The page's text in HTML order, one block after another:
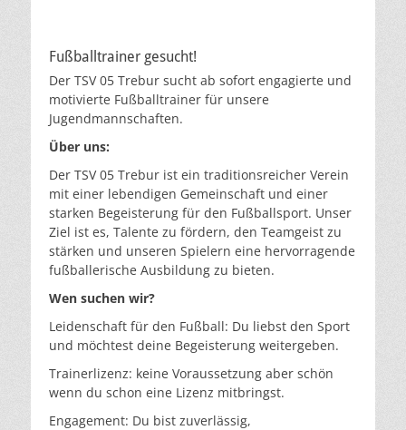
Fußballtrainer gesucht!
Der TSV 05 Trebur sucht ab sofort engagierte und
motivierte Fußballtrainer für unsere
Jugendmannschaften.
Über uns:
Der TSV 05 Trebur ist ein traditionsreicher Verein
mit einer lebendigen Gemeinschaft und einer
starken Begeisterung für den Fußballsport. Unser
Ziel ist es, Talente zu fördern, den Teamgeist zu
stärken und unseren Spielern eine hervorragende
fußballerische Ausbildung zu bieten.
Wen suchen wir?
Leidenschaft für den Fußball: Du liebst den Sport
und möchtest deine Begeisterung weitergeben.
Trainerlizenz: keine Voraussetzung aber schön
wenn du schon eine Lizenz mitbringst.
Engagement: Du bist zuverlässig,